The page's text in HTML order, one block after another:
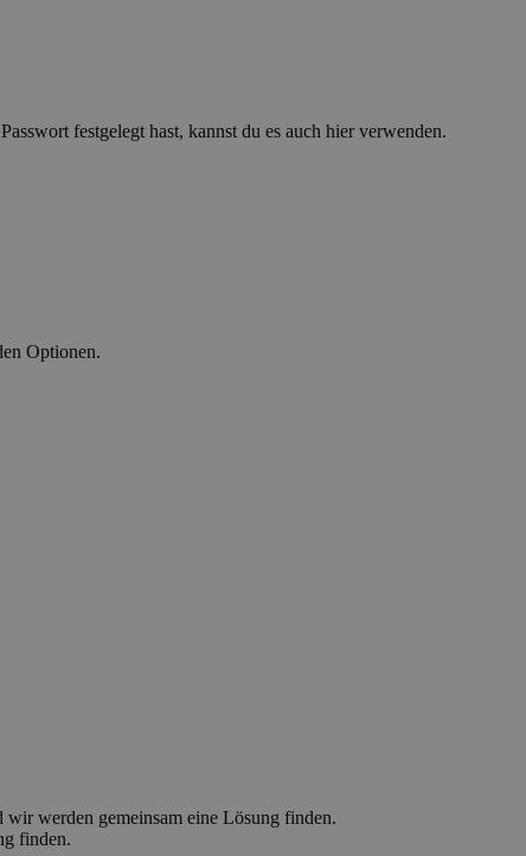
festgelegt hast, kannst du es auch hier verwenden.
Optionen.
wir werden gemeinsam eine Lösung finden.
finden.